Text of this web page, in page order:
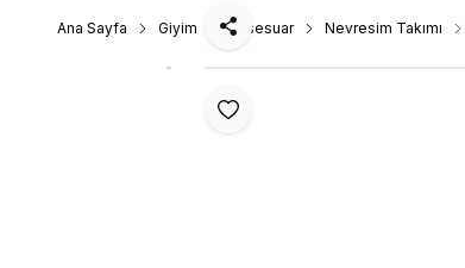
Ana Sayfa Giyim Aksesuar Nevresim Takımı
Favoriye Ekle
Paylaş